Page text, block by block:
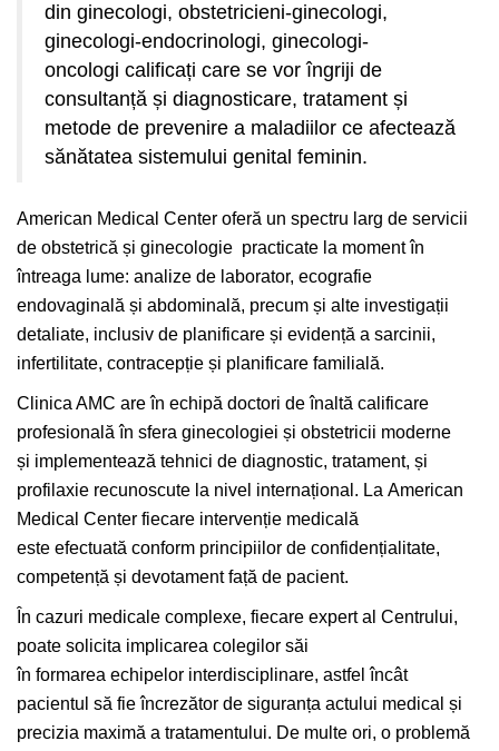
din ginecologi, obstetricieni-ginecologi,
ginecologi-endocrinologi, ginecologi-
oncologi calificați care se vor îngriji de
consultanță și diagnosticare, tratament și
metode de prevenire a maladiilor ce afectează
sănătatea sistemului genital feminin.
American Medical Center oferă un spectru larg de servicii
de obstetrică și ginecologie practicate la moment în
întreaga lume: analize de laborator, ecografie
endovaginală și abdominală, precum și alte investigații
detaliate, inclusiv de planificare și evidență a sarcinii,
infertilitate, contracepție și planificare familială.
Clinica AMC are în echipă doctori de înaltă calificare
profesională în sfera ginecologiei și obstetricii moderne
și implementează tehnici de diagnostic, tratament, și
profilaxie recunoscute la nivel internațional. La American
Medical Center fiecare intervenție medicală
este efectuată conform principiilor de confidențialitate,
competență și devotament față de pacient.
În cazuri medicale complexe, fiecare expert al Centrului,
poate solicita implicarea colegilor săi
în formarea echipelor interdisciplinare, astfel încât
pacientul să fie încrezător de siguranța actului medical și
precizia maximă a tratamentului. De multe ori, o problemă